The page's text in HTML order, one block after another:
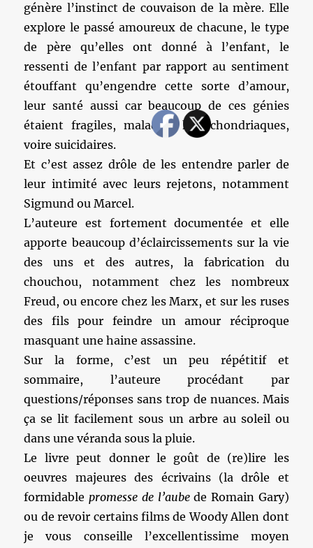
génère l’instinct de couvaison de la mère. Elle
explore le passé amoureux de chacune, le type
de père qu’elles ont donné à l’enfant, le
ressenti de l’enfant par rapport au sentiment
étouffant qu’engendre cette sorte d’amour,
leur santé aussi car beaucoup de ces génies
étaient fragiles, maladifs, hypochondriaques,
voire suicidaires.
Et c’est assez drôle de les entendre parler de
leur intimité avec leurs rejetons, notamment
Sigmund ou Marcel.
L’auteure est fortement documentée et elle
apporte beaucoup d’éclaircissements sur la vie
des uns et des autres, la fabrication du
chouchou, notamment chez les nombreux
Freud, ou encore chez les Marx, et sur les ruses
des fils pour feindre un amour réciproque
masquant une haine assassine.
Sur la forme, c’est un peu répétitif et
sommaire, l’auteure procédant par
questions/réponses sans trop de nuances. Mais
ça se lit facilement sous un arbre au soleil ou
dans une véranda sous la pluie.
Le livre peut donner le goût de (re)lire les
oeuvres majeures des écrivains (la drôle et
formidablepromesse de l’aubede Romain Gary)
ou de revoir certains films de Woody Allen dont
je vous conseille l’excellentissime moyen